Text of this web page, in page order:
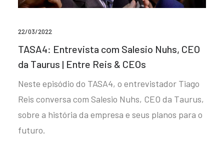
22/03/2022
TASA4: Entrevista com Salesio Nuhs, CEO
da Taurus | Entre Reis & CEOs
Neste episódio do TASA4, o entrevistador Tiago
Reis conversa com Salesio Nuhs, CEO da Taurus,
sobre a história da empresa e seus planos para o
futuro.